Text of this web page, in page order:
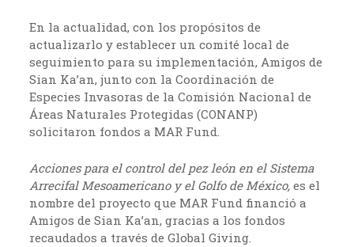
En la actualidad, con los propósitos de
actualizarlo y establecer un comité local de
seguimiento para su implementación, Amigos de
Sian Ka’an, junto con la Coordinación de
Especies Invasoras de la Comisión Nacional de
Áreas Naturales Protegidas (CONANP)
solicitaron fondos a MAR Fund.
Acciones para el control del pez león en el Sistema
Arrecifal Mesoamericano y el Golfo de México,es el
nombre del proyecto que MAR Fund financió a
Amigos de Sian Ka’an, gracias a los fondos
recaudados a través de Global Giving.